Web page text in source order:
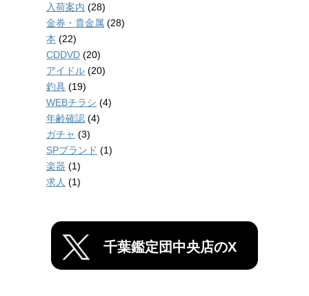
入荷案内 (28)
金券・貴金属 (28)
本 (22)
CDDVD (20)
アイドル (20)
釣具 (19)
WEBチラシ (4)
年齢確認 (4)
ガチャ (3)
SPブランド (1)
楽器 (1)
求人 (1)
千葉鑑定団中央店のX